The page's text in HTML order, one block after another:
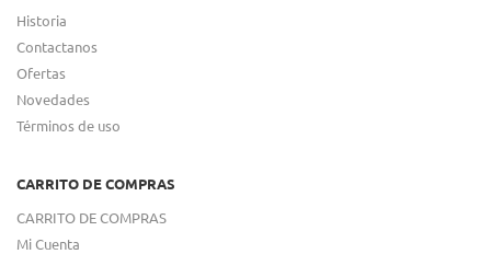
Historia
Contactanos
Ofertas
Novedades
Términos de uso
CARRITO DE COMPRAS
CARRITO DE COMPRAS
Mi Cuenta